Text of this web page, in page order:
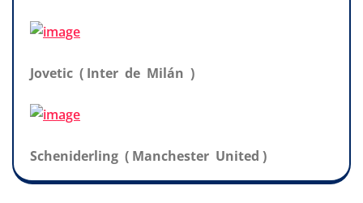
Jovetic ( Inter de Milán )
Scheniderling ( Manchester United )